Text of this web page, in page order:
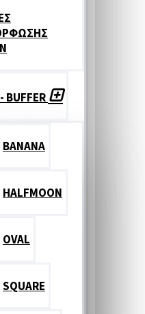
BUFFER
BANANA
HALFMOON
OVAL
SQUARE